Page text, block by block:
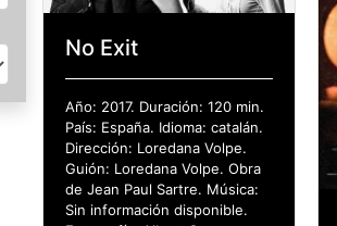
No Exit
Año: 2017. Duración: 120 min.
País: España. Idioma: catalán.
Dirección: Loredana Volpe.
Guión: Loredana Volpe. Obra
de Jean Paul Sartre. Música:
Sin información disponible.